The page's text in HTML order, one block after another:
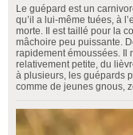
Le guépard est un
qu’il a lui-même tuées, à
morte. Il est taillé pour la
mâchoire peu puissante.
rapidement émoussées. Il
relativement petite, du
à plusieurs, les guépards
comme de jeunes gnous,